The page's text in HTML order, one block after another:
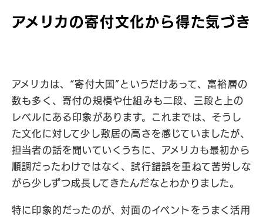
アメリカの寄付文化から得た気づき
アメリカは、“寄付大国”というだけあって、富裕層の
数も多く、寄付の規模や仕組みも二段、三段と上の
レベルにある印象があります。これまでは、そうし
た文化に対して少し敷居の高さを感じていましたが、
担当者の話を聞いていくうちに、アメリカも最初から
順調だったわけではなく、試行錯誤を重ねて苦労しな
がら少しずつ成長してきたんだなとわかりました。
特に印象的だったのが、対面のイベントをうまく活用